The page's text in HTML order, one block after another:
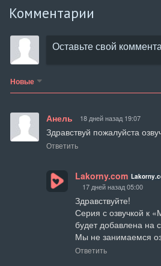
Комментарии
Новые
Анель 18 дней назад 19:07
Здравствуй пожалуйста
Ответить
Lakorny.com
17 дней назад 05:00
Здравствуйте!
Серия с озвучкой к
будет добавлена на
Мы не занимаемся
Ответить